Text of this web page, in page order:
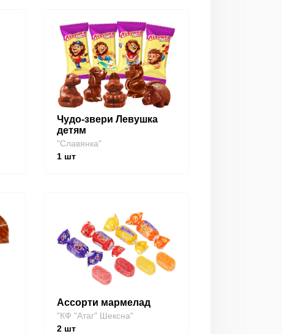
Чудо-звери Левушка
детям
"Славянка"
1шт
Ассорти мармелад
"КФ "Атаг" Шексна"
2шт